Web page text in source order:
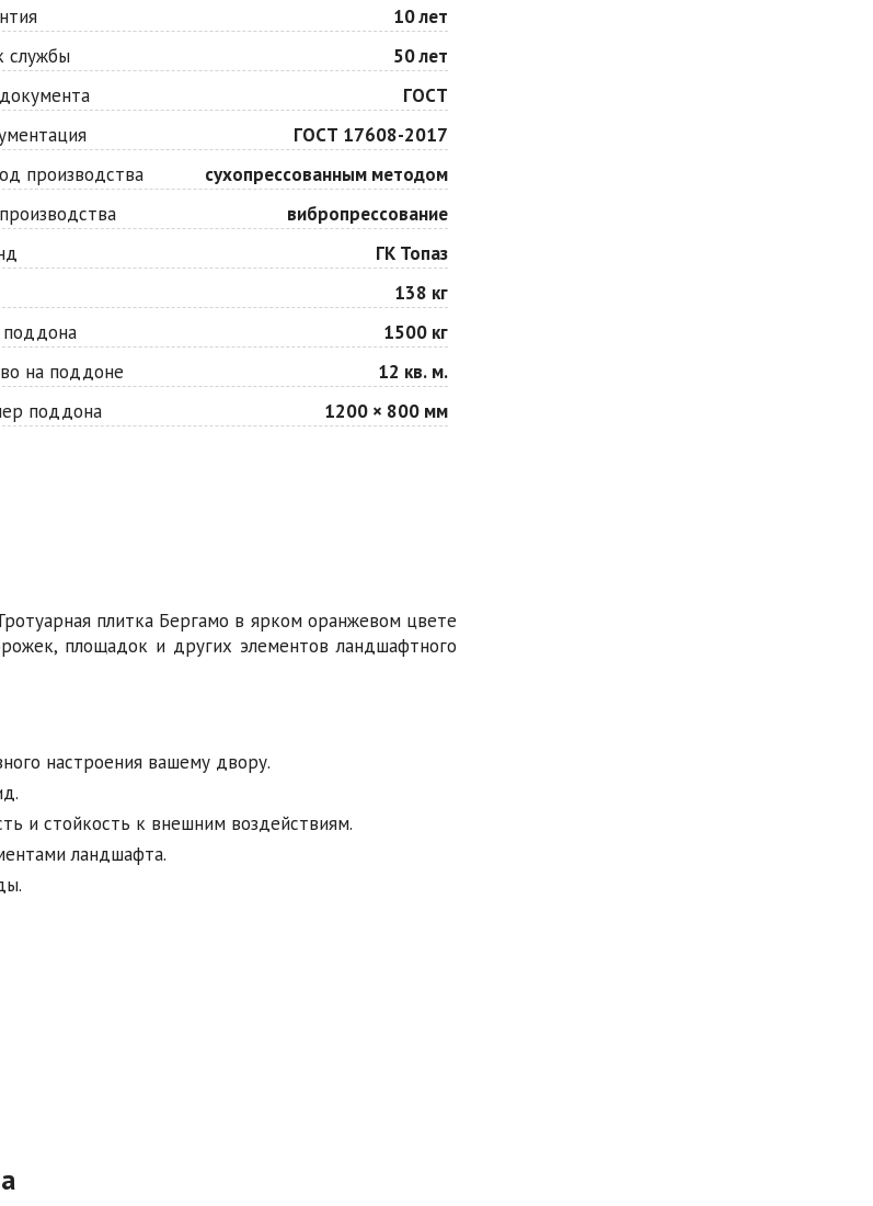
по запросу
10 лет
службы
50 лет
ГОСТ
ГОСТ 17608-2017
производства
сухопрессованным методом
вибропрессование
ГК Топаз
138 кг
поддона
1500 кг
на поддоне
12 кв. м.
поддона
1200 × 800 мм
плитка Бергамо в ярком оранжевом цвете
площадок и других элементов ландшафтного
настроения вашему двору.
и стойкость к внешним воздействиям.
ландшафта.